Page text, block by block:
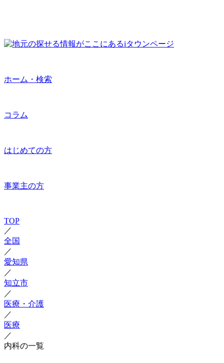
ホーム・検索
コラム
はじめての方
事業主の方
TOP
／
全国
／
愛知県
／
知立市
／
医療・介護
／
医療
／
内科の一覧